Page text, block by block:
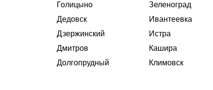
Голицыно
Дедовск
Дзержинский
Дмитров
Долгопрудный
Зеленоград
Ивантеевка
Истра
Кашира
Климовск